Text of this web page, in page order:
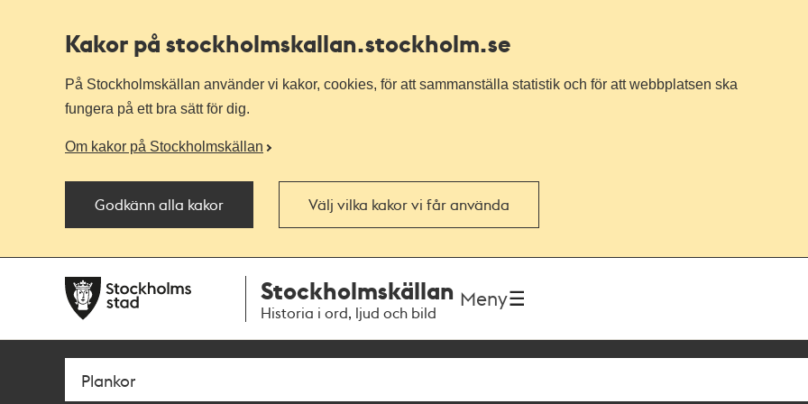
Kakor på stockholmskallan.stockholm.se
På Stockholmskällan använder vi kakor, cookies, för att sammanställa statistik och för att webbplatsen ska
fungera på ett bra sätt för dig.
Om kakor på Stockholmskällan
Godkänn alla kakor Välj vilka kakor vi får använda
navigationen
huvudinnehållet
Stockholmskällan
Historia i ord, ljud och bild
Meny
Sök